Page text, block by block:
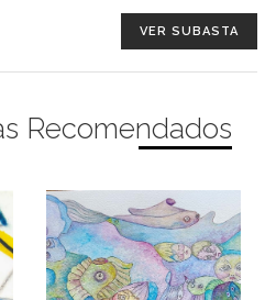
VER SUBASTA
Recomendados